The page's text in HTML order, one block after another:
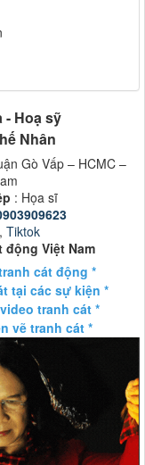
- Hoạ sỹ
Nhân
Gò Vấp – HCMC –
: Họa sĩ
,Tiktok
động Việt Nam
cát động *
tại các sự kiện *
tranh cát *
vẽ tranh cát *